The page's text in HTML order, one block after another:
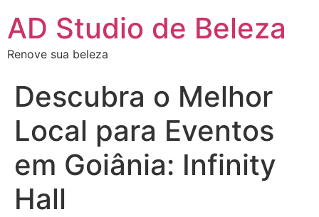
AD Studio de Beleza
Renove sua beleza
Descubra o Melhor
Local para Eventos
em Goiânia: Infinity
Hall